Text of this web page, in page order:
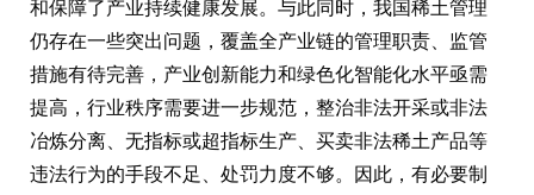
和保障了产业持续健康发展。与此同时，我国稀土管理
仍存在一些突出问题，覆盖全产业链的管理职责、监管
措施有待完善，产业创新能力和绿色化智能化水平亟需
提高，行业秩序需要进一步规范，整治非法开采或非法
冶炼分离、无指标或超指标生产、买卖非法稀土产品等
违法行为的手段不足、处罚力度不够。因此，有必要制